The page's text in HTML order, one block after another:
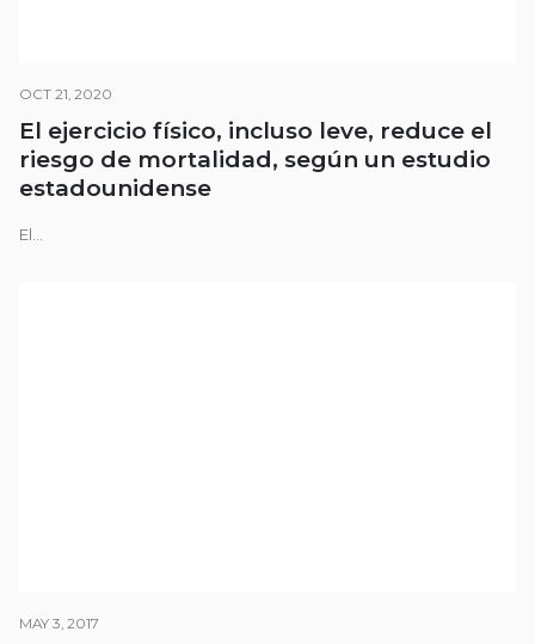
OCT 21, 2020
El ejercicio físico, incluso leve, reduce el
riesgo de mortalidad, según un estudio
estadounidense
El...
MAY 3, 2017